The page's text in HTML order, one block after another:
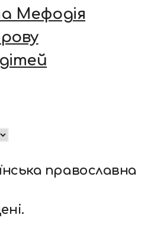
Мефодія
православна